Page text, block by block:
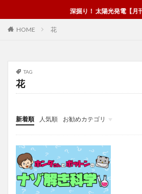
深掘り！ 太陽光発電【月
HOME 花
TAG
花
新着順 人気順
お勧めカテゴリ
投稿
学び
マンガ
電子書籍